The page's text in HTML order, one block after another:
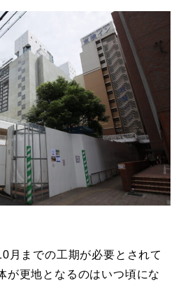
月までの工期が必要とされて
が更地となるのはいつ頃にな